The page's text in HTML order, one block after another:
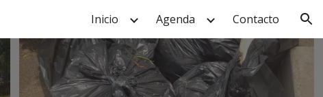
Inicio Agenda Contacto